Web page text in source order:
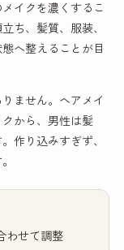
イクを濃くするこ
ち、髪質、服装、
へ整えることが目
ません。ヘアメイ
から、男性は髪
作り込みすぎず、
わせて調整